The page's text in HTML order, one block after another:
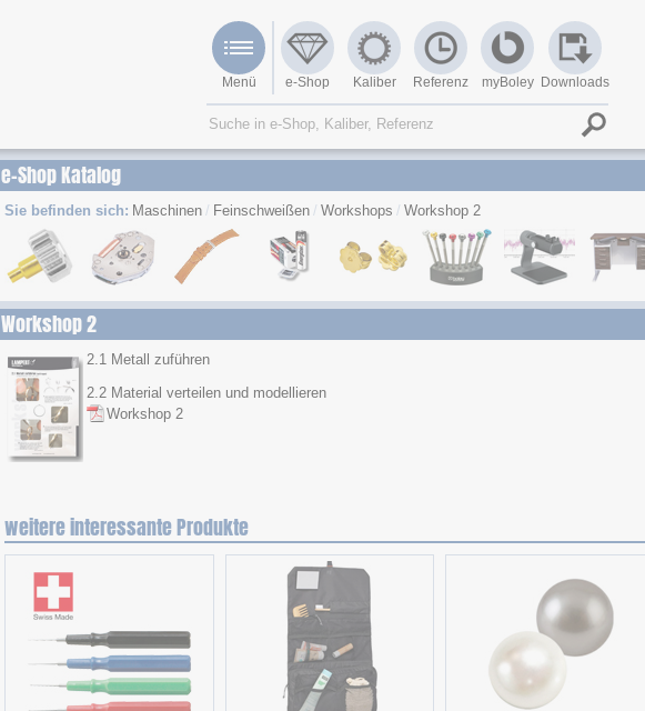
Menü e-Shop Kaliber Referenz myBoley Downloads
e-Shop Katalog
Sie befinden sich: Maschinen Feinschweißen Workshops Workshop 2
Workshop 2
2.1 Metall zuführen
2.2 Material verteilen und modellieren
Workshop 2
weitere interessante Produkte